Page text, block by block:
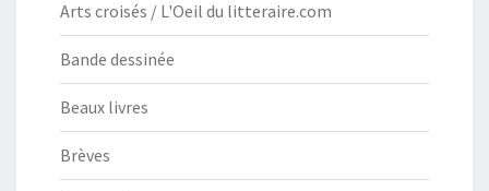
Arts croisés / L'Oeil du litteraire.com
Bande dessinée
Beaux livres
Brèves